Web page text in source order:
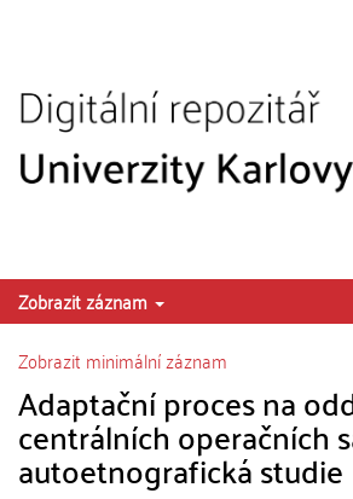
Zobrazit záznam
Zobrazit minimální záznam
Adaptační proces na
centrálních operačních
autoetnografická studie